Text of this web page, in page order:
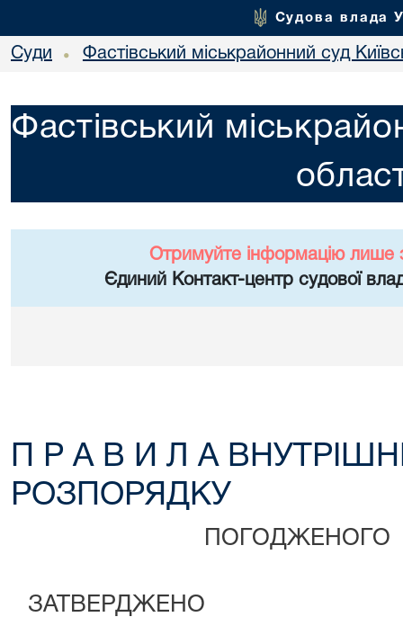
Судова влада
Суди • Фастівський міськрайонний суд
Фастівський
Отримуйте інформацію лише
Єдиний Контакт-центр судової
П Р А В И Л А
РОЗПОРЯДКУ
ЗАТВЕРДЖЕНО